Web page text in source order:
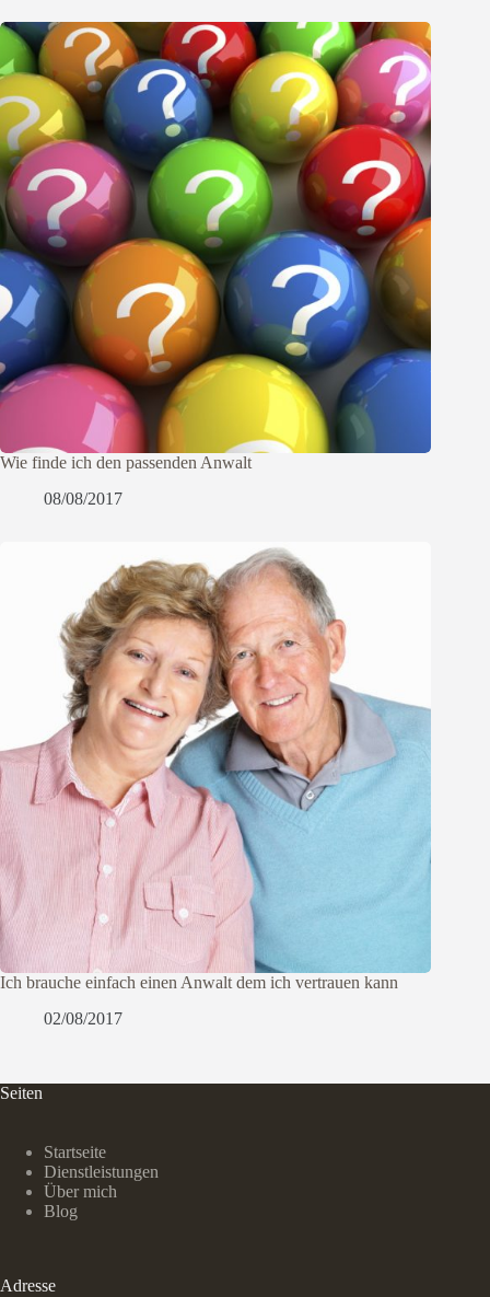
Wie finde ich den passenden Anwalt
08/08/2017
Ich brauche einfach einen Anwalt dem ich vertrauen kann
02/08/2017
Seiten
Startseite
Dienstleistungen
Über mich
Blog
Adresse